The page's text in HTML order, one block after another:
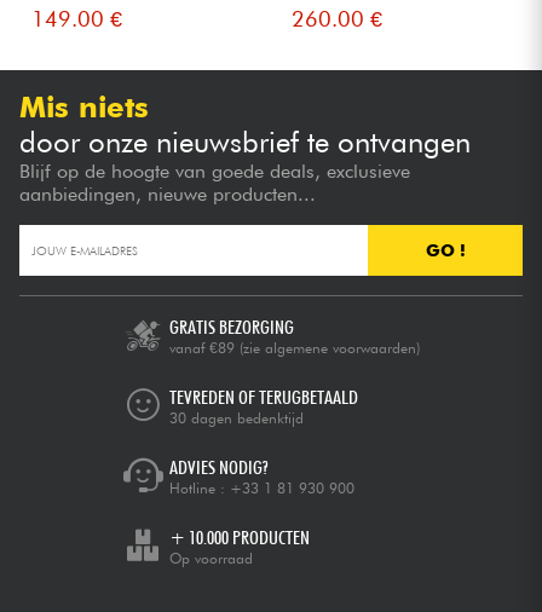
149.00 € 260.00 €
Mis niets
door onze nieuwsbrief te ontvangen
Blijf op de hoogte van goede deals, exclusieve
aanbiedingen, nieuwe producten...
GO !
GRATIS BEZORGING
vanaf €89 (zie algemene voorwaarden)
TEVREDEN OF TERUGBETAALD
30 dagen bedenktijd
ADVIES NODIG?
Hotline : +33 1 81 930 900
+ 10.000 PRODUCTEN
Op voorraad